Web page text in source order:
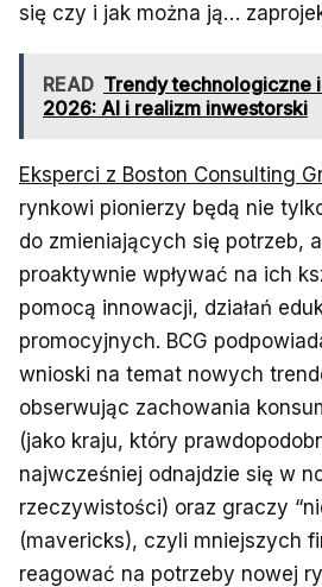
się czy i jak można ją…
READ Trendy technologiczne
2026: AI i realizm inwestorski
Eksperci z Boston Consulting
rynkowi pionierzy będą nie
do zmieniających się potrzeb,
proaktywnie wpływać na ich
pomocą innowacji, działań
promocyjnych. BCG
wnioski na temat nowych
obserwując zachowania
(jako kraju, który
najwcześniej odnajdzie się w
rzeczywistości) oraz graczy
(mavericks), czyli mniejszych
reagować na potrzeby nowej